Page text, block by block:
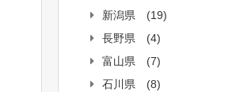
新潟県
(19)
長野県
(4)
富山県
(7)
石川県
(8)